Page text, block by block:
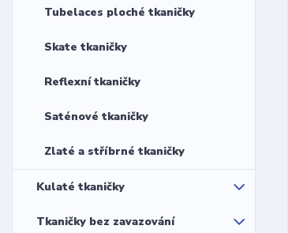
Tubelaces ploché tkaničky
Skate tkaničky
Reflexní tkaničky
Saténové tkaničky
Zlaté a stříbrné tkaničky
Kulaté tkaničky
Tkaničky bez zavazování